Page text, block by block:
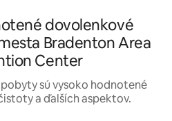
dovolenkové
Bradenton Area
Center
sú vysoko hodnotené
a ďalších aspektov.